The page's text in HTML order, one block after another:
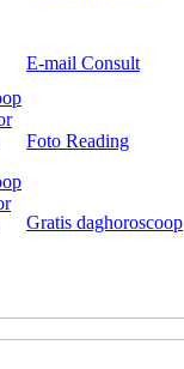
E-mail Consult
Foto Reading
Gratis daghoroscoop